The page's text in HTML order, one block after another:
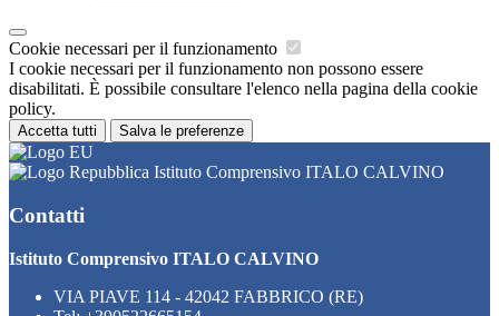
Cookie necessari per il funzionamento
I cookie necessari per il funzionamento non possono essere
disabilitati. È possibile consultare l'elenco nella pagina della cookie
policy.
Accetta tutti Salva le preferenze
Istituto Comprensivo ITALO CALVINO
Contatti
Istituto Comprensivo ITALO CALVINO
VIA PIAVE 114 - 42042 FABBRICO (RE)